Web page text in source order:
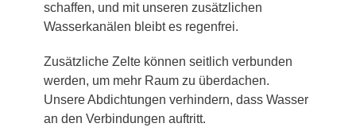
schaffen, und mit unseren zusätzlichen
Wasserkanälen bleibt es regenfrei.
Zusätzliche Zelte können seitlich verbunden
werden, um mehr Raum zu überdachen.
Unsere Abdichtungen verhindern, dass Wasser
an den Verbindungen auftritt.